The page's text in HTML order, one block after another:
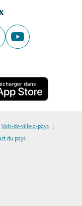
Vols-de-ville-à-pays |
du pays